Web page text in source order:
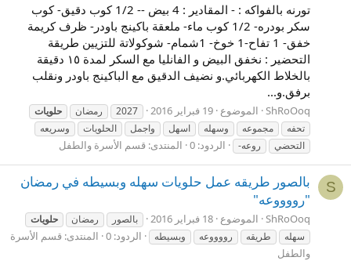
تورنه بالفواكه : - المقادير : 4 بيض -- 1/2 كوب دقيق- كوب
سكر بودره- 1/2 كوب ماء- ملعقة باكينج باودر- ظرف كريمة
خفق- 1 تفاح-1 خوخ- 1شمام- شوكولاتة للتزيين طريقة
التحضير : نخفق البيض و الفانليا مع السكر لمدة ١٥ دقيقة
بالخلاط الكهربائي.و نضيف الدقيق مع الباكينج باودر ونقلب
برفق.و...
ShRoOoq الموضوع 19 فبراير 2016 2027 رمضان
حلويات
تحفه
مجموعه وسهله اسهل واجمل الحلويات
وسريعه
التحضي
روعه- الردود: 0 المنتدى: قسم الأسرة والطفل
S
بالصور طريقه عمل حلويات سهله وبسيطه في رمضان
"رووووعه"
ShRoOoq الموضوع 18 فبراير 2016 بالصور رمضان
حلويات
سهله
طريقه رووووعه وبسيطه الردود: 0 المنتدى: قسم الأسرة
والطفل